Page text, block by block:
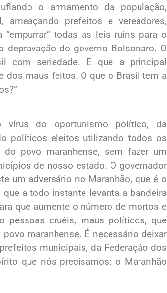
o armamento da população,
ameaçando prefeitos e vereadores,
todas as leis ruins para o
do governo Bolsonaro. O
com seriedade. E que a principal
dos maus feitos. O que o Brasil tem a
vírus do oportunismo político, da
políticos eleitos utilizando todos os
povo maranhense, sem fazer um
de nosso estado. O governador
um adversário no Maranhão, que é o
a todo instante levanta a bandeira
que aumente o número de mortos e
pessoas cruéis, maus políticos, que
maranhense. É necessário deixar
municipais, da Federação dos
que nós precisamos: o Maranhão